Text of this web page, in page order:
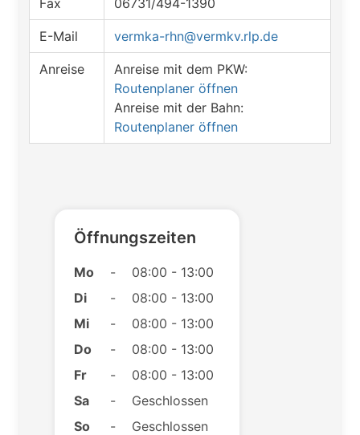
Fax 06731/494-1390
E-Mail vermka-rhn@vermkv.rlp.de
Anreise
Anreise mit dem PKW:
Routenplaner öffnen
Anreise mit der Bahn:
Routenplaner öffnen
Öffnungszeiten
Mo -
08:00 - 13:00
Di
-
08:00 - 13:00
Mi
-
08:00 - 13:00
Do
-
08:00 - 13:00
Fr
-
08:00 - 13:00
Sa
-
Geschlossen
So
- Geschlossen